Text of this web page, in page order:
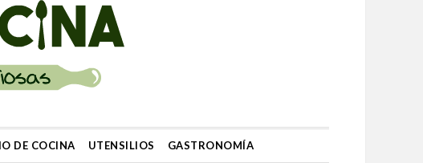
DE COCINA UTENSILIOS GASTRONOMÍA